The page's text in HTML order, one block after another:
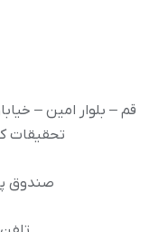
قم – بلوار امین –
تحقیقات
صندوق پستی